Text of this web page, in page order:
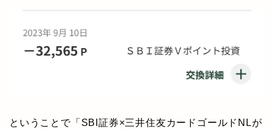
ということで「SBI証券×三井住友カードゴールドNLが